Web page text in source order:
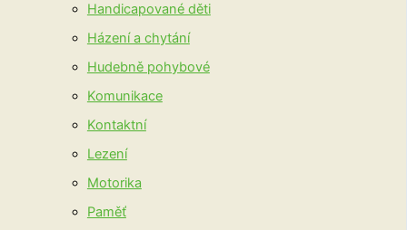
Handicapované děti
Házení a chytání
Hudebně pohybové
Komunikace
Kontaktní
Lezení
Motorika
Paměť